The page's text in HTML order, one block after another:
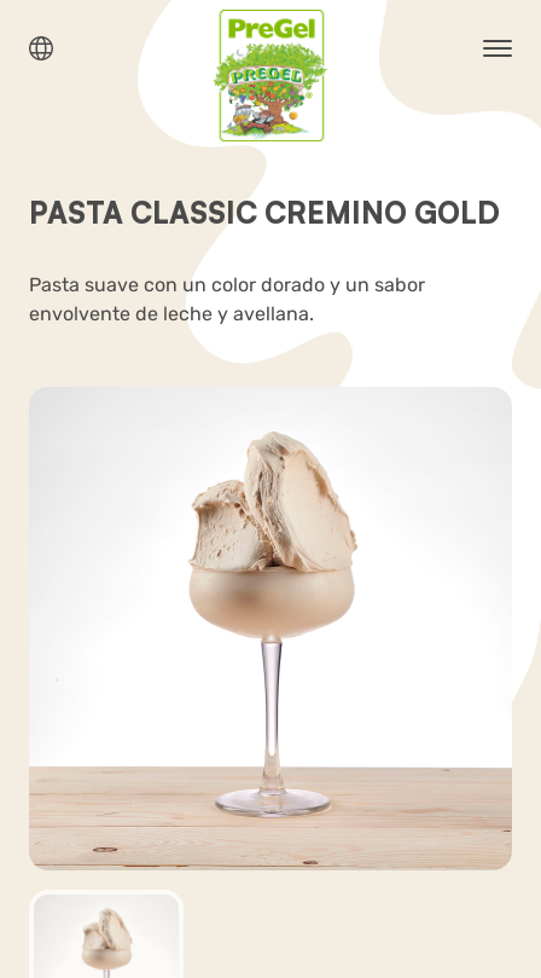
PASTA CLASSIC CREMINO GOLD
Pasta suave con un color dorado y un sabor
envolvente de leche y avellana.